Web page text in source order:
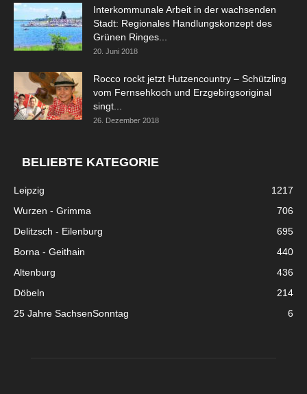
Interkommunale Arbeit in der wachsenden
Stadt: Regionales Handlungskonzept des
Grünen Ringes...
20. Juni 2018
Rocco rockt jetzt Hutzencountry – Schützling
vom Fernsehkoch und Erzgebirgsoriginal
singt...
26. Dezember 2018
BELIEBTE KATEGORIE
Leipzig
1217
Wurzen - Grimma
706
Delitzsch - Eilenburg
695
Borna - Geithain
440
Altenburg
436
Döbeln
214
25 Jahre SachsenSonntag
6